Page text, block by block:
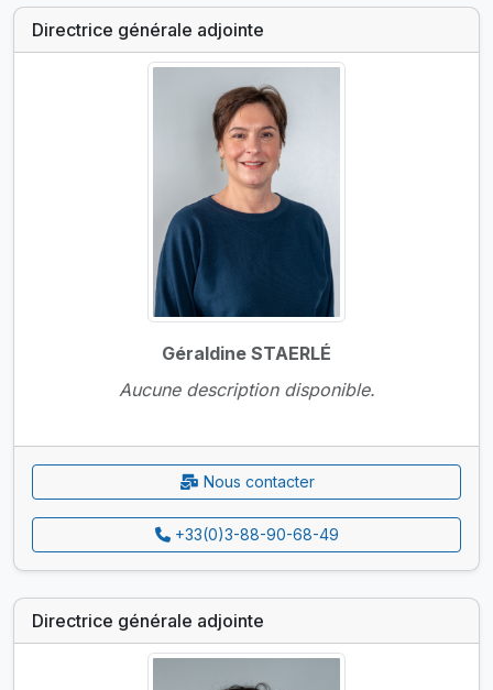
Directrice générale adjointe
Géraldine STAERLÉ
Aucune description disponible.
Nous contacter
+33(0)3-88-90-68-49
Directrice générale adjointe